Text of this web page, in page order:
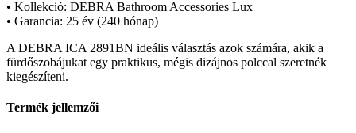
• Kollekció: DEBRA Bathroom Accessories Lux
• Garancia: 25 év (240 hónap)
A DEBRA ICA 2891BN ideális választás azok számára, akik a
fürdőszobájukat egy praktikus, mégis dizájnos polccal szeretnék
kiegészíteni.
Termék jellemzői